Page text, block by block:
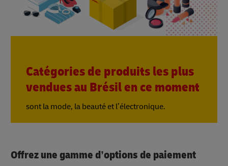
Catégories de produits les plus
vendues au Brésil en ce moment
sont la mode, la beauté et l’électronique.
Offrez une gamme d’options de paiement